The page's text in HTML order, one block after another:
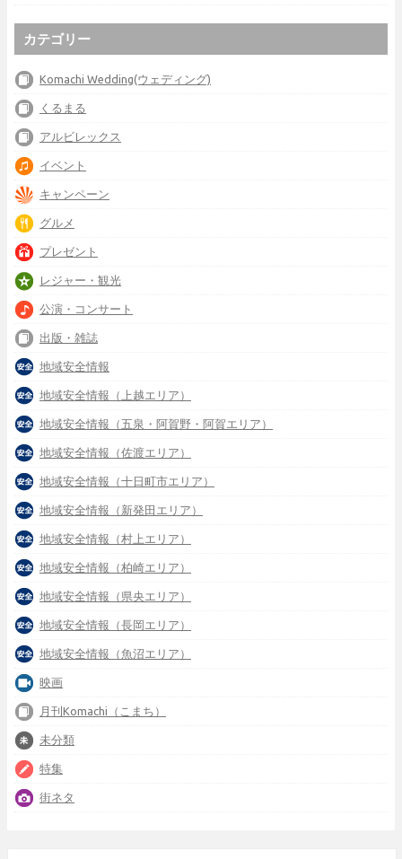
カテゴリー
Komachi Wedding(ウェディング)
くるまる
アルビレックス
イベント
キャンペーン
グルメ
プレゼント
レジャー・観光
公演・コンサート
出版・雑誌
地域安全情報
地域安全情報（上越エリア）
地域安全情報（五泉・阿賀野・阿賀エリア）
地域安全情報（佐渡エリア）
地域安全情報（十日町市エリア）
地域安全情報（新発田エリア）
地域安全情報（村上エリア）
地域安全情報（柏崎エリア）
地域安全情報（県央エリア）
地域安全情報（長岡エリア）
地域安全情報（魚沼エリア）
映画
月刊Komachi（こまち）
未分類
特集
街ネタ